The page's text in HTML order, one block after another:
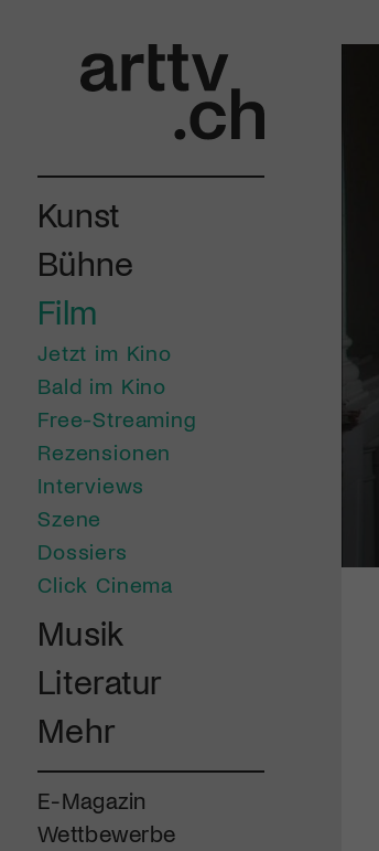
Kunst
Bühne
Film
Jetzt im Kino
Bald im Kino
Free-Streaming
Rezensionen
Interviews
Szene
Dossiers
Click Cinema
Musik
Literatur
Mehr
E-Magazin
Wettbewerbe